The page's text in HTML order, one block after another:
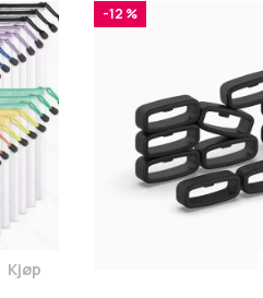
Legg Nettingposer i A4-
Kjøp
-12 %